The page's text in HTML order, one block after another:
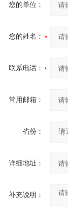
您的单位：
您的姓名：
联系电话：
常用邮箱：
省份：
详细地址：
补充说明：